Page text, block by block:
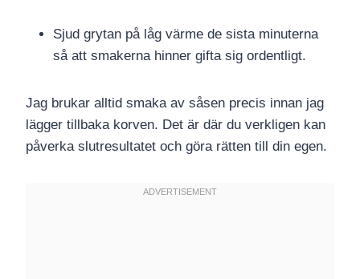
Sjud grytan på låg värme de sista minuterna
så att smakerna hinner gifta sig ordentligt.
Jag brukar alltid smaka av såsen precis innan jag
lägger tillbaka korven. Det är där du verkligen kan
påverka slutresultatet och göra rätten till din egen.